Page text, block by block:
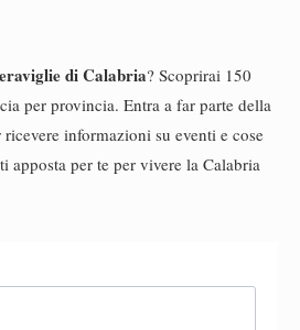
di Calabria? Scoprirai 150
per provincia. Entra a far parte della
informazioni su eventi e cose
apposta per te per vivere la Calabria